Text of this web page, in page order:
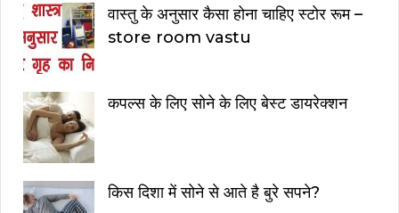
वास्तु के अनुसार कैसा होना चाहिए स्टोर रूम –
store room vastu
कपल्स के लिए सोने के लिए बेस्ट डायरेक्शन
किस दिशा में सोने से आते है बुरे सपने?